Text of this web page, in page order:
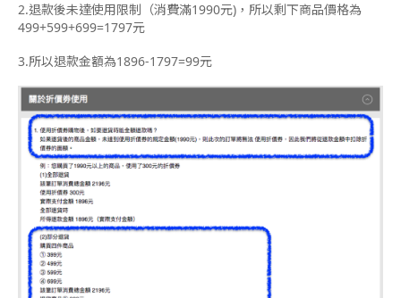
2.退款後未達使用限制（消費滿1990元)，所以剩下商品價格為
499+599+699=1797元
3.所以退款金額為1896-1797=99元